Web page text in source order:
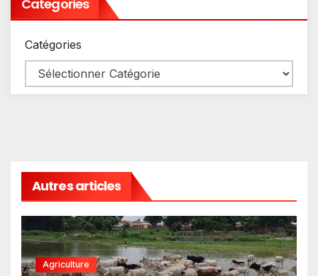
Categories
Catégories
Autres articles
Agriculture